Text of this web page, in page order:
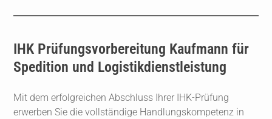
IHK Prüfungsvorbereitung Kaufmann für
Spedition und Logistikdienstleistung
Mit dem erfolgreichen Abschluss Ihrer IHK-Prüfung
erwerben Sie die vollständige Handlungskompetenz in